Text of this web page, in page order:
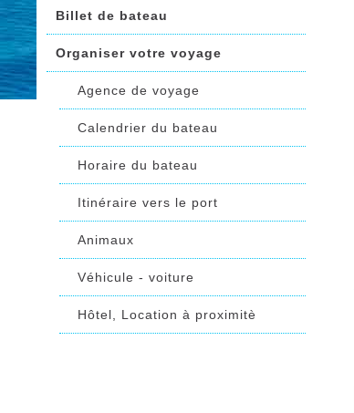
Billet de bateau
Organiser votre voyage
Agence de voyage
Calendrier du bateau
Horaire du bateau
Itinéraire vers le port
Animaux
Véhicule - voiture
Hôtel, Location à proximitè